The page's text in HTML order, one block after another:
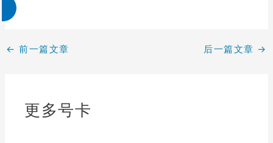
← 前一篇文章 后一篇文章 →
更多号卡